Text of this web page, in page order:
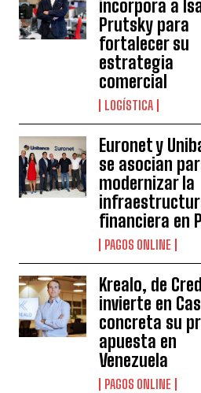
incorpora a
Prutsky para
fortalecer su
estrategia
comercial
LOGÍSTICA
Euronet y
se asocian
modernizar la
financiera en
PAGOS ONLINE
Krealo, de
invierte en
concreta su
apuesta en
Venezuela
PAGOS ONLINE